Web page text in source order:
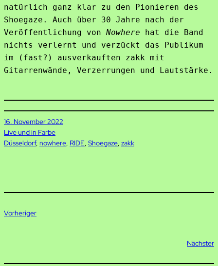
natürlich ganz klar zu den Pionieren des
Shoegaze. Auch über 30 Jahre nach der
Veröffentlichung von Nowhere hat die Band
nichts verlernt und verzückt das Publikum
im (fast?) ausverkauften zakk mit
16. November 2022
Live und in Farbe
Düsseldorf, nowhere RIDE Shoegaze zakk
Vorheriger
Nächster